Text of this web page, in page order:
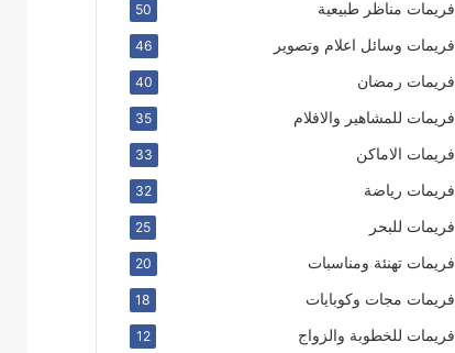
فريمات مناظر طبيعية 50
فريمات وسائل اعلام وتصوير 46
فريمات رمضان 40
فريمات للمشاهير والافلام 35
فريمات الاماكن 33
فريمات رياضة 32
فريمات للبحر 25
فريمات تهنئة ومناسبات 20
فريمات مجات وكوبايات 18
فريمات للخطوبة والزواج 12